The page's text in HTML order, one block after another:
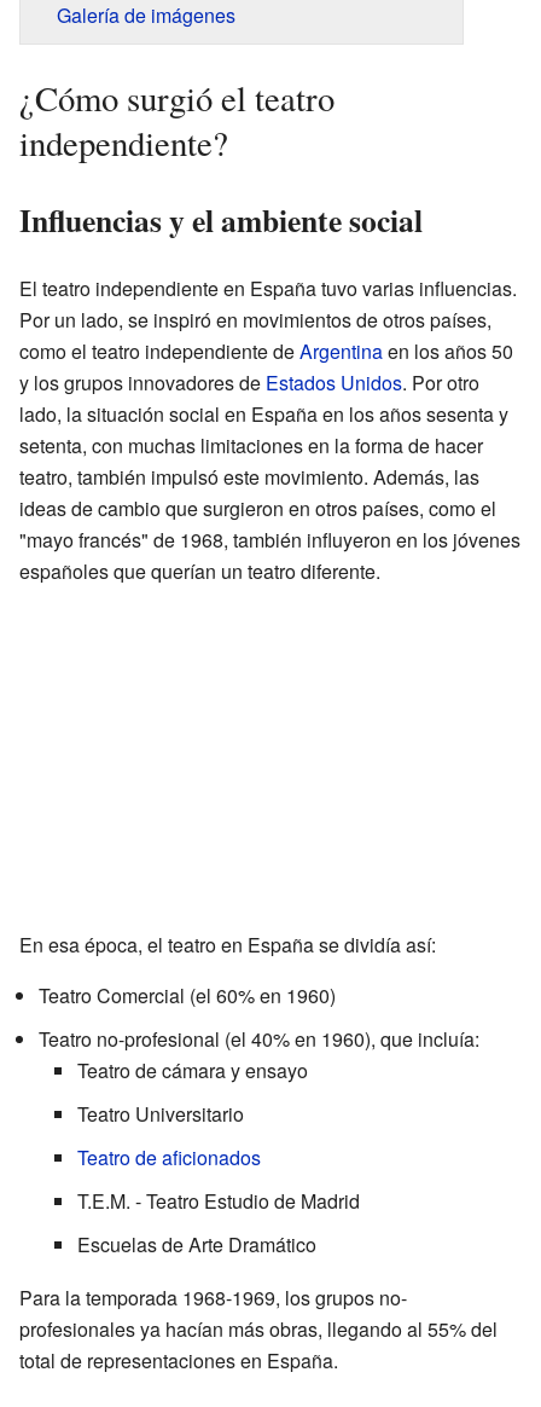
Galería de imágenes
¿Cómo surgió el teatro
independiente?
Influencias y el ambiente social
El teatro independiente en España tuvo varias influencias.
Por un lado, se inspiró en movimientos de otros países,
como el teatro independiente deArgentinaen los años 50
y los grupos innovadores de Estados Unidos. Por otro
lado, la situación social en España en los años sesenta y
setenta, con muchas limitaciones en la forma de hacer
teatro, también impulsó este movimiento. Además, las
ideas de cambio que surgieron en otros países, como el
"mayo francés" de 1968, también influyeron en los jóvenes
españoles que querían un teatro diferente.
En esa época, el teatro en España se dividía así:
Teatro Comercial (el 60% en 1960)
Teatro no-profesional (el 40% en 1960), que incluía:
Teatro de cámara y ensayo
Teatro Universitario
Teatro de aficionados
T.E.M. - Teatro Estudio de Madrid
Escuelas de Arte Dramático
Para la temporada 1968-1969, los grupos no-
profesionales ya hacían más obras, llegando al 55% del
total de representaciones en España.